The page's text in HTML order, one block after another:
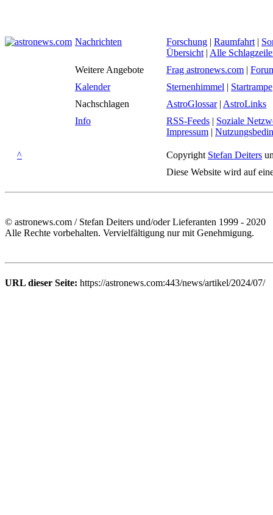
Nachrichten Forschung | Raumfahrt |
Übersicht | Alle
Weitere Angebote
Frag astronews.com |
Kalender
Sternenhimmel | Startrampe
Nachschlagen
AstroGlossar| AstroLinks
Info
RSS-Feeds | Soziale
Impressum |
^ Copyright Stefan Deiters
Diese Website wird auf
© astronews.com / Stefan Deiters und/oder Lieferanten 1999 - 2020
Alle Rechte vorbehalten. Vervielfältigung nur mit Genehmigung.
URL dieser Seite: https://astronews.com:443/news/artikel/2024/07/